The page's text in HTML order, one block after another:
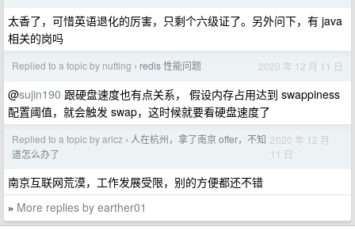
太香了，可惜英语退化的厉害，只剩个六级证了。另外问下，有 java
相关的岗吗
Replied to a topic by nutting › redis 性能问题 2020 年 12 月 11 日
@sujin190 跟硬盘速度也有点关系， 假设内存占用达到 swappiness
配置阈值，就会触发 swap，这时候就要看硬盘速度了
Replied to a topic by aricz › 人在杭州，拿了南京 offer，不知
道怎么办了
2020 年 12 月
11 日
南京互联网荒漠，工作发展受限，别的方便都还不错
» More replies by earther01